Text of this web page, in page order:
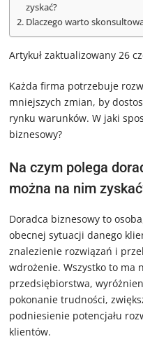
zyskać?
Dlaczego warto
Artykuł zaktualizowany 26
Każda firma potrzebuje
mniejszych zmian, by
rynku warunków. W jaki
biznesowy?
Na czym polega
można na nim
Doradca biznesowy to
obecnej sytuacji danego
znalezienie rozwiązań i
wdrożenie. Wszystko to ma
przedsiębiorstwa,
pokonanie trudności,
podniesienie potencjału
klientów.